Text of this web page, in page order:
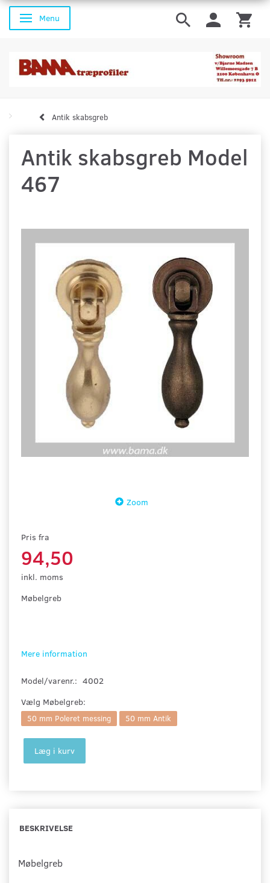
Skifte navigation
Menu
Antik skabsgreb
Antik skabsgreb Model
467
Zoom
Pris fra
94,50
inkl. moms
Møbelgreb
Mere information
Model/varenr.: 4002
Vælg Møbelgreb:
50 mm Poleret messing 50 mm Antik
Læg i kurv
BESKRIVELSE
Møbelgreb